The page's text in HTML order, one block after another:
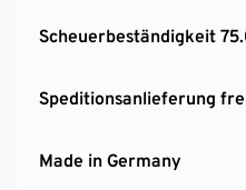
Scheuerbeständigkeit
Speditionsanlieferung
Made in Germany